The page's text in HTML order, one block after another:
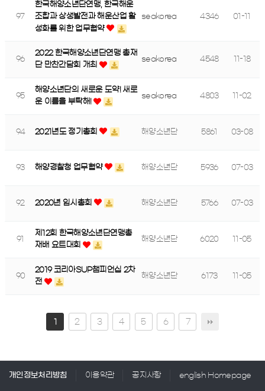
97
한국해양소년단연맹, 한국해운
조합과 상생발전과 해운산업 활
성화를 위한 업무협약
seakorea 4346 01-11
96
2022 한국해양소년단연맹 총재
단 만찬간담회 개최
seakorea 4548 11-18
95
해양소년단의 새로운 도약! 새로
운 이름을 부탁해!
seakorea 4803 11-02
94 2021년도 정기총회 해양소년단 5861 03-08
93 해양경찰청 업무협약 해양소년단 5936 07-03
92 2020년 임시총회 해양소년단 5766 07-03
91
제12회 한국해양소년단연맹총
재배 요트대회
해양소년단 6020 11-05
90
2019 코리아SUP챔피언십 2차
전
해양소년단 6173 11-05
1 2 3 4 5 6 7
개인정보처리방침 이용약관 공지사항 english Homepage